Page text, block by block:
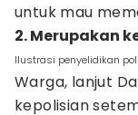
untuk mau
2. Merupakan
Ilustrasi penyelidikan
Warga, lanjut
kepolisian